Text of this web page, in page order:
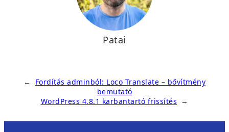
Patai
←
Fordítás adminból: Loco Translate – bővítmény
bemutató
WordPress 4.8.1 karbantartó frissítés →